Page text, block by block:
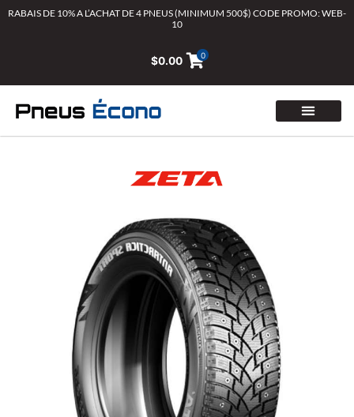
AllerRABAIS DE 10% A L’ACHAT DE 4 PNEUS (MINIMUM 500$) CODE PROMO: WEB-
10
$0.00 0